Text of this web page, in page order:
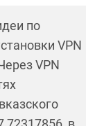
по
VPN
VPN